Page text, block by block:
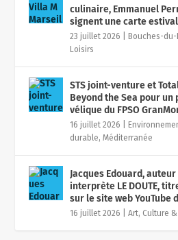
culinaire, Emmanuel
signent une carte
23 juillet 2026 Bouches-du-
Loisirs
STS joint-venture et
Beyond the Sea pour
vélique du FPSO
16 juillet 2026
durable,Méditerranée
Jacques Edouard,
interprète LE DOUTE,
sur le site web YouTube
16 juillet 2026 |Art, Culture